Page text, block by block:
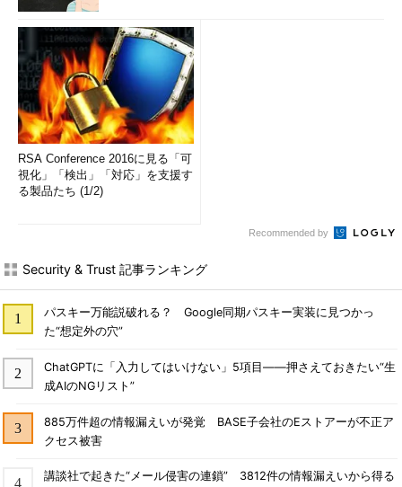
RSA Conference 2016に見る「可
視化」「検出」「対応」を支援す
る製品たち (1/2)
Recommended by
Security & Trust 記事ランキング
パスキー万能説破れる？ Google同期パスキー実装に見つかっ
た“想定外の穴”
ChatGPTに「入力してはいけない」5項目――押さえておきたい“生
成AIのNGリスト”
885万件超の情報漏えいが発覚 BASE子会社のEストアーが不正ア
クセス被害
講談社で起きた“メール侵害の連鎖” 3812件の情報漏えいから得る